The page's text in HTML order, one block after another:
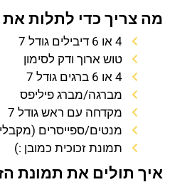
מה צריך כדי לתלות
4 או 6 דיבילים גודל 7
טוש ארוך ודק לסימון
4 או 6 ברגים גודל 7
מברגה/מברג פיליפס
מקדחה עם ראש גודל 7
מנטים/ספייסרים
תמונת זכוכית כמובן :)
איך תולים את תמונת